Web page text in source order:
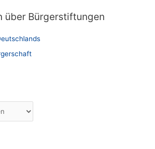
über Bürgerstiftungen